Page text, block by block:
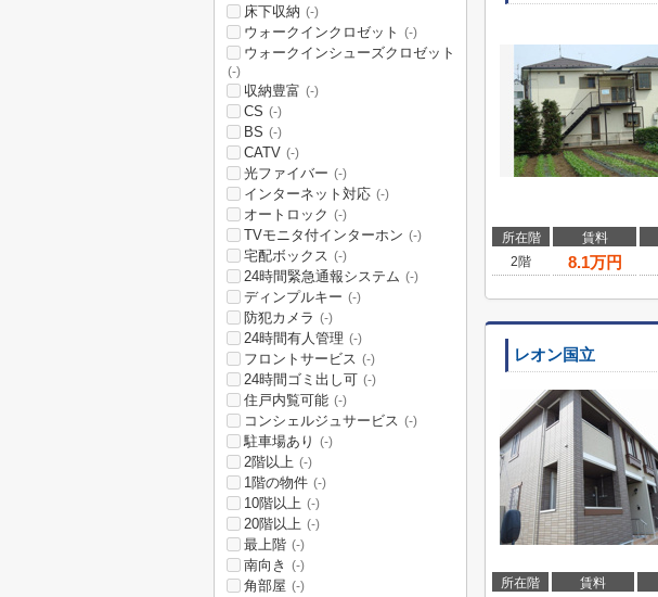
所在階 賃料
2階
8.1万円
レオン国立
所在階 賃料
床下収納 (-)
ウォークインクロゼット (-)
ウォークインシューズクロゼット
(-)
収納豊富 (-)
CS (-)
BS (-)
CATV (-)
光ファイバー (-)
インターネット対応 (-)
オートロック (-)
TVモニタ付インターホン (-)
宅配ボックス (-)
24時間緊急通報システム (-)
ディンプルキー (-)
防犯カメラ (-)
24時間有人管理 (-)
フロントサービス (-)
24時間ゴミ出し可 (-)
住戸内覧可能 (-)
コンシェルジュサービス (-)
駐車場あり (-)
2階以上 (-)
1階の物件 (-)
10階以上 (-)
20階以上 (-)
最上階 (-)
南向き (-)
角部屋 (-)